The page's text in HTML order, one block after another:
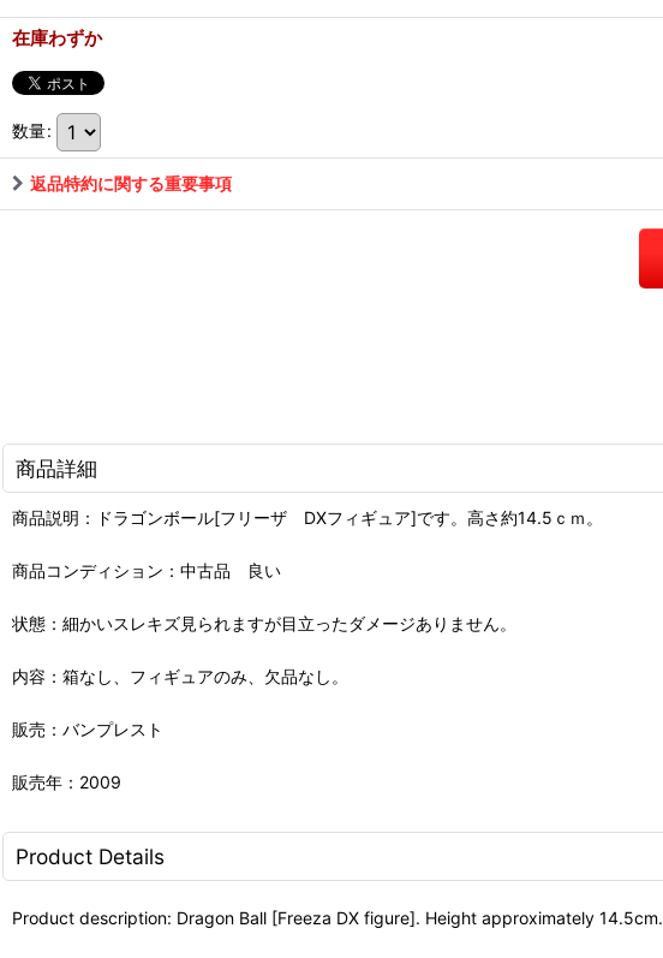
在庫わずか
数量:
返品特約に関する重要事項
商品詳細
商品説明：ドラゴンボール[フリーザ DXフィギュア]です。高さ約14.5ｃｍ。
商品コンディション：中古品 良い
状態：細かいスレキズ見られますが目立ったダメージありません。
内容：箱なし、フィギュアのみ、欠品なし。
販売：バンプレスト
販売年：2009
Product Details
Product description: Dragon Ball [Freeza DX figure]. Height approximately 14.5cm.